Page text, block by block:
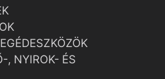
, NYIROK- ÉS